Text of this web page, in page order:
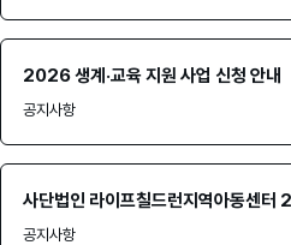
2026 생계·교육 지원 사업 신청 안내
공지사항
사단법인 라이프칠드런지역아동센터
공지사항